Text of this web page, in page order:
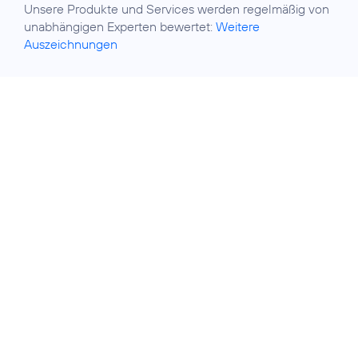
Unsere Produkte und Services werden regelmäßig von
unabhängigen Experten bewertet: Weitere
Auszeichnungen